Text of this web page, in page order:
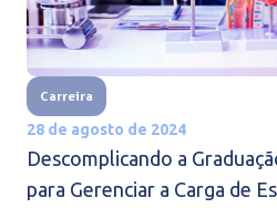
Carreira
28 de agosto de 2024
Descomplicando a
para Gerenciar a Carga de